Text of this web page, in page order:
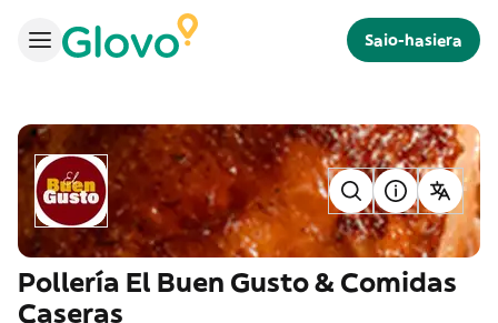
Saio-hasiera
Pollería El Buen Gusto & Comidas
Caseras